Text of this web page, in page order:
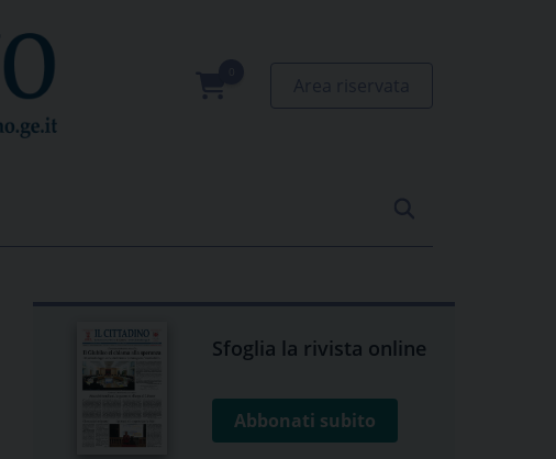
Sfoglia la rivista online
Abbonati subito